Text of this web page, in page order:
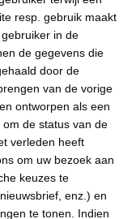
resp. gebruik maakt
in de
de gegevens die
door de
van de vorige
ontworpen als een
de status van de
verleden heeft
om uw bezoek aan
keuzes te
enz.) en
te tonen. Indien